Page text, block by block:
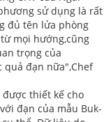
sử dụng là rất
đủ tên lửa phòng
mọi hướng,cũng
trọng của
quả đạn nữa",Chef
được thiết kế cho
đạn của mẫu Buk-